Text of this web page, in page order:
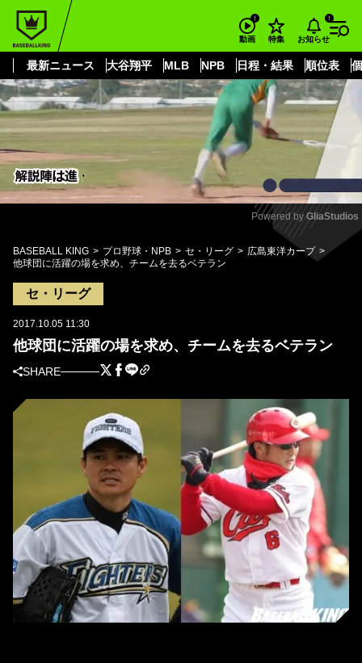
動画 特集 お知らせ
最新ニュース 大谷翔平 MLB NPB 日程・結果 順位表
もっと見る
Mute
Powered by GliaStudios
BASEBALL KING プロ野球・NPB セ・リーグ
広島東洋カープ
他球団に活躍の場を求め、チームを去るベテラン
セ・リーグ
2017.10.05 11:30
他球団に活躍の場を求め、チームを去るベテラン
SHARE